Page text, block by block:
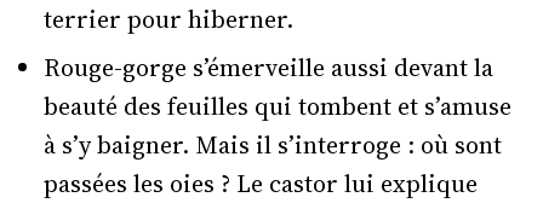
terrier pour hiberner.
Rouge-gorge s’émerveille aussi devant la
beauté des feuilles qui tombent et s’amuse
à s’y baigner. Mais il s’interroge : où sont
passées les oies ? Le castor lui explique